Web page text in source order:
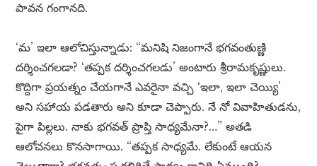
పావన గంగానది.
‘మ’ ఇలా ఆలోచిస్తున్నాడు: “మనిషి నిజంగానే భగవంతుణ్ణి
దర్శించగలడా? ‘తప్పక దర్శించగలడు’ అంటారు శ్రీరామకృష్ణులు.
కొద్దిగా ప్రయత్నం చేయగానే ఎవరైనా వచ్చి ‘ఇలా, ఇలా చెయ్యి’
అని సహాయ పడతారు అని కూడా చెప్పారు. నే నో వివాహితుడను,
పైగా పిల్లలు. నాకు భగవత్ ప్రాప్తి సాధ్యమేనా?…” అతడి
ఆలోచనలు కొనసాగాయి. “తప్పక సాధ్యమే. లేకుంటే ఆయన